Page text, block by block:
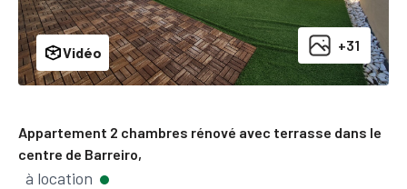
+31
Vidéo
Appartement 2 chambres rénové avec terrasse dans le
centre de Barreiro,
à location